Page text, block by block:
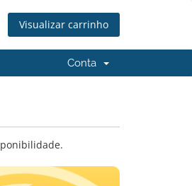
Visualizar carrinho
Conta